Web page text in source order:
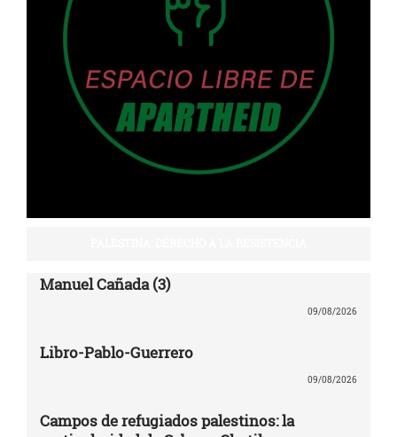
Manuel Cañada (3)
09/08/2026
Libro-Pablo-Guerrero
09/08/2026
Campos de refugiados palestinos: la